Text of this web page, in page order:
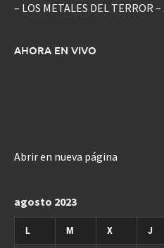
– LOS METALES DEL TERROR
AHORA EN VIVO
Abrir en nueva página
agosto 2023
L M X J